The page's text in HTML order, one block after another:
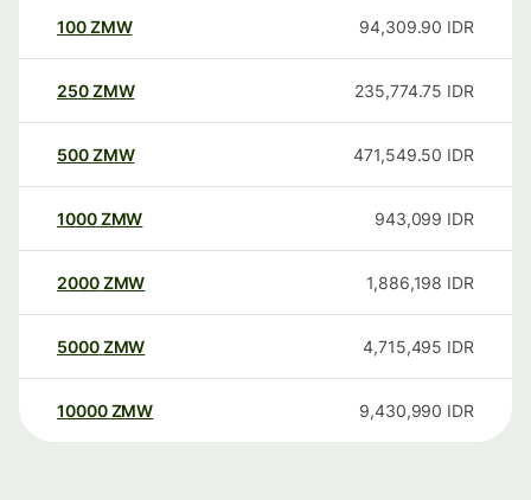
100ZMW 94,309.90 IDR
250ZMW 235,774.75 IDR
500ZMW 471,549.50 IDR
1000ZMW 943,099 IDR
2000ZMW 1,886,198 IDR
5000ZMW 4,715,495 IDR
10000 ZMW 9,430,990 IDR